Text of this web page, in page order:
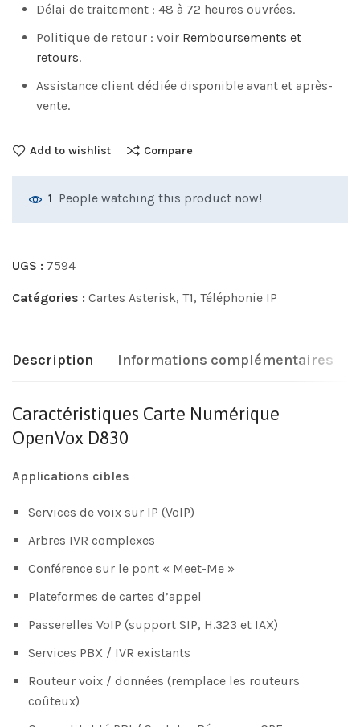
Délai de traitement : 48 à 72 heures ouvrées.
Politique de retour : voir Remboursements et
retours.
Assistance client dédiée disponible avant et après-
vente.
Add to wishlist Compare
1 People watching this product now!
UGS : 7594
Catégories : Cartes Asterisk, T1, Téléphonie IP
Description Informations complémentaires
Caractéristiques Carte Numérique
OpenVox D830
Applications cibles
Services de voix sur IP (VoIP)
Arbres IVR complexes
Conférence sur le pont « Meet-Me »
Plateformes de cartes d’appel
Passerelles VoIP (support SIP, H.323 et IAX)
Services PBX / IVR existants
Routeur voix / données (remplace les routeurs
coûteux)